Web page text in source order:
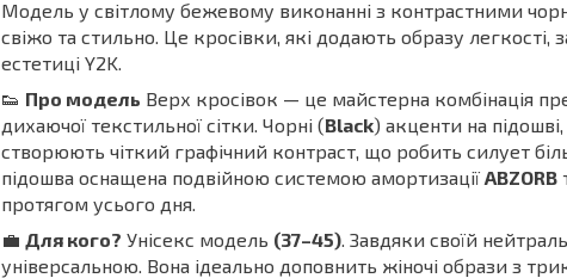
Модель у світлому бежевому виконанні з контрастними
свіжо та стильно. Це кросівки, які додають образу
естетиці Y2K.
👟 Про модель Верх кросівок — це майстерна комбінація
дихаючої текстильної сітки. Чорні (Black) акценти на
створюють чіткий графічний контраст, що робить силует
підошва оснащена подвійною системою амортизації ABZORB
протягом усього дня.
💼 Для кого? Унісекс модель (37–45). Завдяки своїй
універсальною. Вона ідеально доповнить жіночі образи з